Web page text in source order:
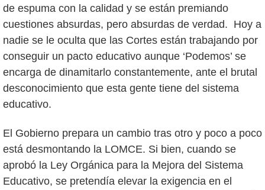
de espuma con la calidad y se están premiando
cuestiones absurdas, pero absurdas de verdad. Hoy a
nadie se le oculta que las Cortes están trabajando por
conseguir un pacto educativo aunque ‘Podemos’ se
encarga de dinamitarlo constantemente, ante el brutal
desconocimiento que esta gente tiene del sistema
educativo.
El Gobierno prepara un cambio tras otro y poco a poco
está desmontando la LOMCE. Si bien, cuando se
aprobó la Ley Orgánica para la Mejora del Sistema
Educativo, se pretendía elevar la exigencia en el